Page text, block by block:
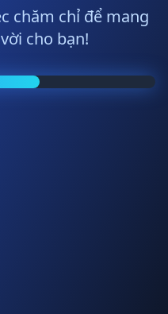
chăm chỉ để mang
cho bạn!